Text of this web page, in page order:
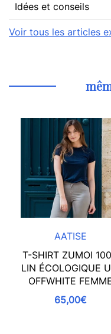
Idées et conseils
Voir tous les articles
AATISE
T-SHIRT ZUMOI
LIN ÉCOLOGIQUE
OFFWHITE
65,00€